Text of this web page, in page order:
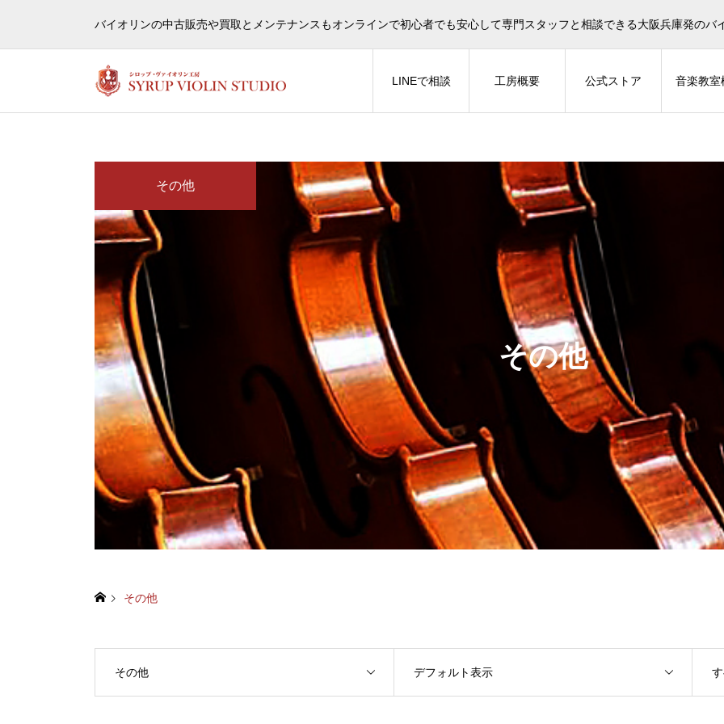
バイオリンの中古販売や買取とメンテナンスもオンラインで初心者でも安心して専門スタッフと相談できる大阪兵庫発のバ
LINEで相談 工房概要 公式ストア 音楽教室
その他
その他
その他
その他 デフォルト表示
ヴァイオリン選びについてタサカ工房長にLINE相談も頂けます。